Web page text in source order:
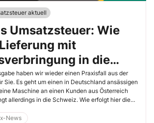
aktuell
Umsatzsteuer: Wie
mit
in die
versteuern
haben wir wieder einen Praxisfall aus der
Sie. Es geht um einen in Deutschland ansässigen
Maschine an einen Kunden aus Österreich
allerdings in die Schweiz. Wie erfolgt hier die
News